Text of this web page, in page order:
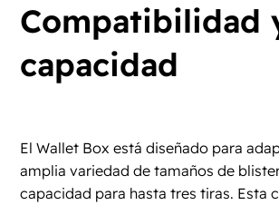
Compatibilidad
capacidad
El Wallet Box está diseñado para
amplia variedad de tamaños de
capacidad para hasta tres tiras. Esta